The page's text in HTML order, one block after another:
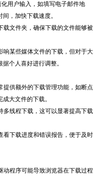
用户输入，如填写电子邮件地
，加快下载速度。
载文件夹，确保下载的文件能够被
响某些媒体文件的下载，但对于大
个人喜好进行调整。
提供额外的下载管理功能，如断点
大文件的下载。
多线程下载，这可以显著提高下载
看下载进度和错误报告，便于及时
动程序可能导致浏览器在下载过程